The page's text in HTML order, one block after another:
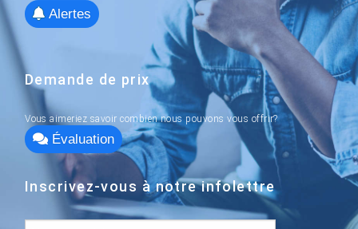
Alertes
Demande de prix
Vous aimeriez savoir combien nous pouvons vous offrir?
Évaluation
Inscrivez-vous à notre infolettre